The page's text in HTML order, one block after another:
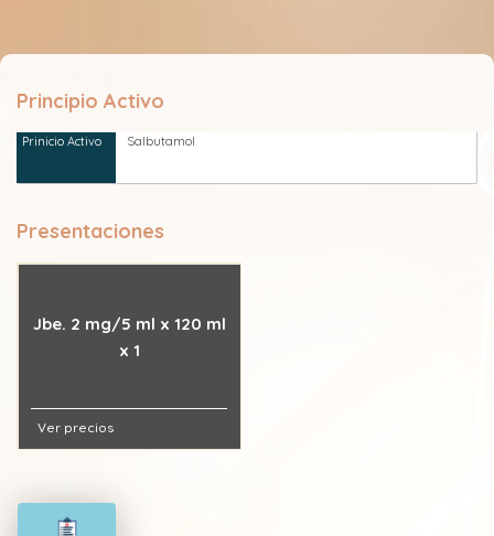
Principio Activo
Salbutamol
Presentaciones
Jbe. 2 mg/5 ml x 120 ml
x 1
Ver precios